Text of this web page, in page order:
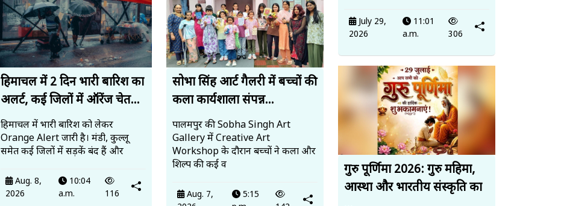
हिमाचल में 2 दिन भारी बारिश का
अलर्ट, कई जिलों में ऑरेंज चेत...
हिमाचल में भारी बारिश को लेकर
Orange Alert जारी है। मंडी, कुल्लू
समेत कई जिलों में सड़कें बंद हैं और
Aug. 8,
2026
10:04
a.m.
116
सोभा सिंह आर्ट गैलरी में बच्चों की
कला कार्यशाला संपन्न...
पालमपुर की Sobha Singh Art
Gallery में Creative Art
Workshop के दौरान बच्चों ने कला और
शिल्प की कई व
Aug. 7,
5:15
July 29,
2026
11:01
a.m.
306
गुरु पूर्णिमा 2026: गुरु महिमा,
आस्था और भारतीय संस्कृति का